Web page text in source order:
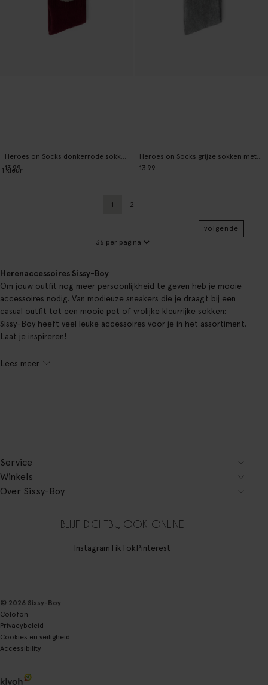
13.99
1 kleur
13.99
Huidige pagina
1
Vorige
2
volgende
Herenaccessoires Sissy-Boy
Om jouw outfit nog meer persoonlijkheid te geven heb je mooie
accessoires nodig. Van modieuze sneakers die je draagt bij een
casual outfit tot een mooie pet of vrolijke kleurrijke sokken:
Sissy-Boy heeft veel leuke accessoires voor je in het assortiment.
Laat je inspireren!
Lees meer
Service
Winkels
Over Sissy-Boy
BLIJF DICHTBIJ, OOK ONLINE
InstagramTikTokPinterest
© 2026 Sissy-Boy
Colofon
Privacybeleid
Cookies en veiligheid
Accessibility